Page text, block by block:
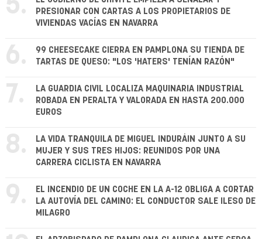
5.
PRESIONAR CON CARTAS A LOS PROPIETARIOS DE
VIVIENDAS VACÍAS EN NAVARRA
6.
99 CHEESECAKE CIERRA EN PAMPLONA SU TIENDA DE
TARTAS DE QUESO: "LOS 'HATERS' TENÍAN RAZÓN"
7.
LA GUARDIA CIVIL LOCALIZA MAQUINARIA INDUSTRIAL
ROBADA EN PERALTA Y VALORADA EN HASTA 200.000
EUROS
8.
LA VIDA TRANQUILA DE MIGUEL INDURÁIN JUNTO A SU
MUJER Y SUS TRES HIJOS: REUNIDOS POR UNA
CARRERA CICLISTA EN NAVARRA
9.
EL INCENDIO DE UN COCHE EN LA A-12 OBLIGA A CORTAR
LA AUTOVÍA DEL CAMINO: EL CONDUCTOR SALE ILESO DE
MILAGRO